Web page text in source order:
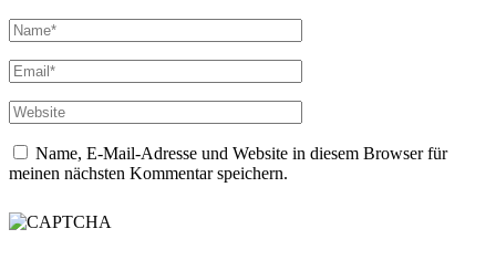
Name, E-Mail-Adresse und Website in diesem Browser für
meinen nächsten Kommentar speichern.